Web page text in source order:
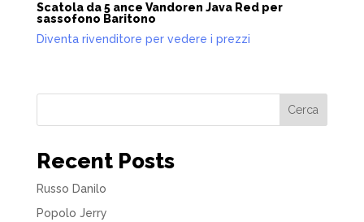
Scatola da 5 ance Vandoren Java Red per
sassofono Baritono
Diventa rivenditore per vedere i prezzi
Cerca
Recent Posts
Russo Danilo
Popolo Jerry